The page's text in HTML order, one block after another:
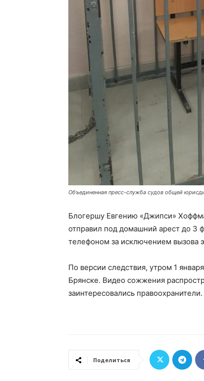
Объединенная пресс-служба судов общей
Блогершу Евгению «Джипси»
отправил под домашний арест до 3
телефоном за исключением вызова
По версии следствия, утром 1
Брянске. Видео сожжения
заинтересовались правоохранители.
Поделиться